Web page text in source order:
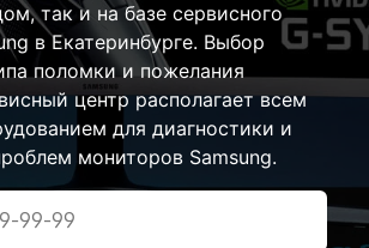
так и на базе сервисного
в Екатеринбурге. Выбор
поломки и пожелания
центр располагает всем
для диагностики и
мониторов Samsung.